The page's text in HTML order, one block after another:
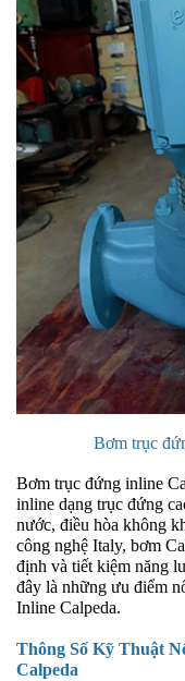
Bơm trục
Bơm trục đứng inline
inline dạng trục đứng
nước, điều hòa không
công nghệ Italy, bơm
định và tiết kiệm năng
đây là những ưu điểm
Inline Calpeda.
Thông Số Kỹ Thuật
Calpeda